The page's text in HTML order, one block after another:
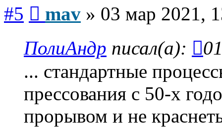
#5 mav » 03 мар 2021,
ПолиАндр писал(а):
... стандартные
прессования с 50-х
прорывом и не